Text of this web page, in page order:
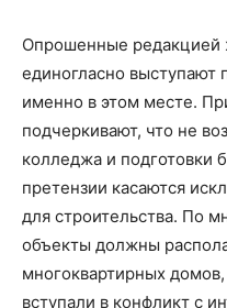
Опрошенные редакцией
единогласно выступают
именно в этом месте.
подчеркивают, что не
колледжа и подготовки
претензии касаются
для строительства. По
объекты должны
многоквартирных
вступали в конфликт с